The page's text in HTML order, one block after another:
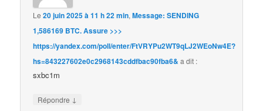
Le20 juin 2025 à 11 h 22 min,Message: SENDING
1,586169 BTC. Assure >>>
https://yandex.com/poll/enter/FtVRYPu2WT9qLJ2WEoNw4E?
hs=843227602e0c2968143cddfbac90fba6& a dit :
sxbc1m
Répondre ↓